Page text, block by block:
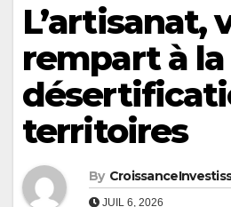
L’artisanat,
rempart à la
territoires
By
JUIL 6, 2026